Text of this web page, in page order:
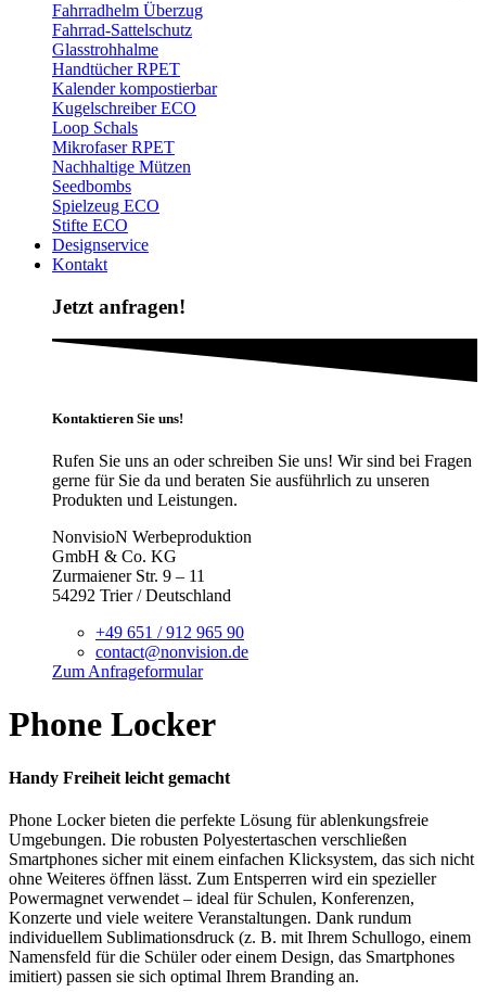
Fahrradhelm Überzug
Fahrrad-Sattelschutz
Glasstrohhalme
Handtücher RPET
Kalender kompostierbar
Kugelschreiber ECO
Loop Schals
Mikrofaser RPET
Nachhaltige Mützen
Seedbombs
Spielzeug ECO
Stifte ECO
Designservice
Kontakt
Jetzt anfragen!
Kontaktieren Sie uns!
Rufen Sie uns an oder schreiben Sie uns! Wir sind bei Fragen
gerne für Sie da und beraten Sie ausführlich zu unseren
Produkten und Leistungen.
NonvisioN Werbeproduktion
GmbH & Co. KG
Zurmaiener Str. 9 – 11
54292 Trier / Deutschland
+49 651 / 912 965 90
contact@nonvision.de
Zum Anfrageformular
Phone Locker
Handy Freiheit leicht gemacht
Phone Locker bieten die perfekte Lösung für ablenkungsfreie
Umgebungen. Die robusten Polyestertaschen verschließen
Smartphones sicher mit einem einfachen Klicksystem, das sich nicht
ohne Weiteres öffnen lässt. Zum Entsperren wird ein spezieller
Powermagnet verwendet – ideal für Schulen, Konferenzen,
Konzerte und viele weitere Veranstaltungen. Dank rundum
individuellem Sublimationsdruck (z. B. mit Ihrem Schullogo, einem
Namensfeld für die Schüler oder einem Design, das Smartphones
imitiert) passen sie sich optimal Ihrem Branding an.